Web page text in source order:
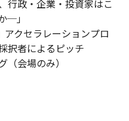
行政・企業・投資家はこ
─」
アクセラレーションプロ
択者によるピッチ
（会場のみ）